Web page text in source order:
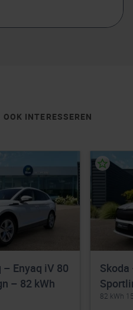
INTERESSEREN
– Enyaq iV 80
– 82 kWh
Skoda
82 kWh